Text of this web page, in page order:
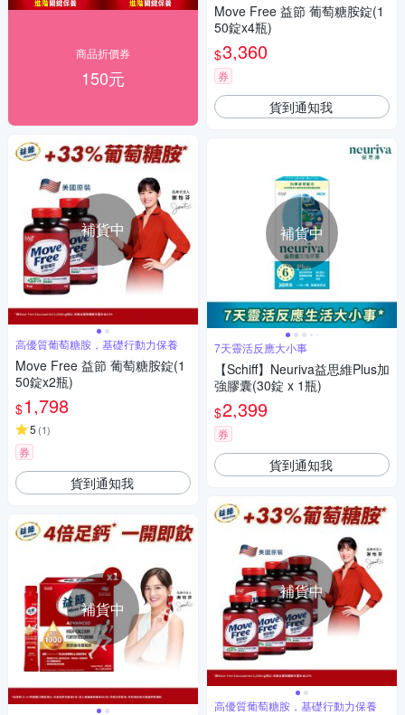
商品折價券
150元
補貨中
高優質葡萄糖胺，基礎行動力保養
Move Free 益節 葡萄糖胺錠(1
50錠x2瓶)
$1,798
5 (1)
券
貨到通知我
補貨中
Move Free 益節 葡萄糖胺錠(1
50錠x4瓶)
$3,360
券
貨到通知我
補貨中
7天靈活反應大小事
【Schiff】Neuriva益思維Plus加
強膠囊(30錠 x 1瓶)
$2,399
券
貨到通知我
補貨中
高優質葡萄糖胺，基礎行動力保養